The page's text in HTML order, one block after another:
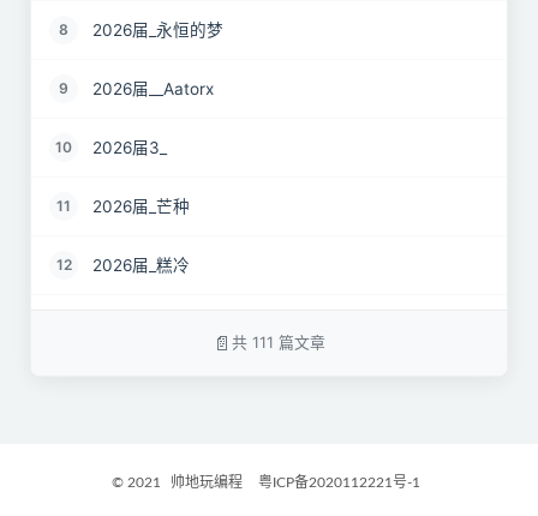
8 2026届_永恒的梦
9 2026届__Aatorx
10 2026届3_
11 2026届_芒种
12 2026届_糕冷
共 111 篇文章
© 2021 帅地玩编程 粤ICP备2020112221号-1